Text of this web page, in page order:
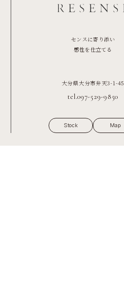
センスに寄り添い
感性を仕立てる
大分県大分市弁天3-1-45
tel.097-529-9850
Stock Map